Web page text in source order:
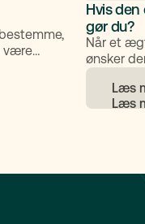
være
Hvis den
gør du?
Når et
ønsker
blive skilt,
kan
skilles,
Læs